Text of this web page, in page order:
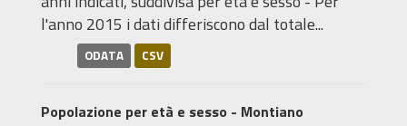
l'anno 2015 i dati differiscono dal totale...
ODATA CSV
Popolazione per età e sesso - Montiano